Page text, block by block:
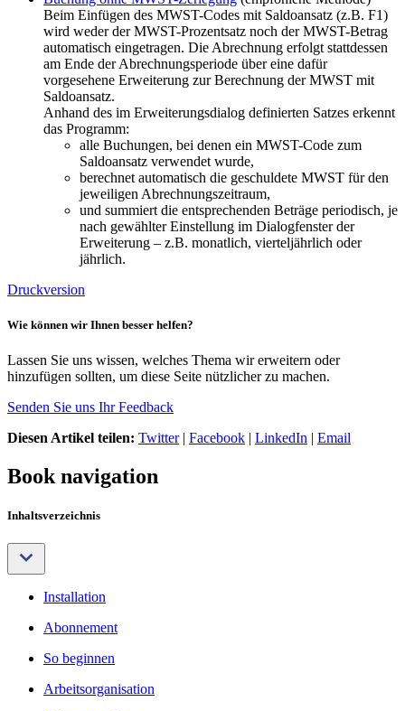
Beim Einfügen des MWST-Codes mit Saldoansatz (z.B. F1)
wird weder der MWST-Prozentsatz noch der MWST-Betrag
automatisch eingetragen. Die Abrechnung erfolgt stattdessen
am Ende der Abrechnungsperiode über eine dafür
vorgesehene Erweiterung zur Berechnung der MWST mit
Saldoansatz.
Anhand des im Erweiterungsdialog definierten Satzes erkennt
das Programm:
alle Buchungen, bei denen ein MWST-Code zum
Saldoansatz verwendet wurde,
berechnet automatisch die geschuldete MWST für den
jeweiligen Abrechnungszeitraum,
und summiert die entsprechenden Beträge periodisch, je
nach gewählter Einstellung im Dialogfenster der
Erweiterung – z.B. monatlich, vierteljährlich oder
jährlich.
Druckversion
Wie können wir Ihnen besser helfen?
Lassen Sie uns wissen, welches Thema wir erweitern oder
hinzufügen sollten, um diese Seite nützlicher zu machen.
Senden Sie uns Ihr Feedback
Diesen Artikel teilen: Twitter| Facebook | LinkedIn | Email
Book navigation
Inhaltsverzeichnis
Installation
Abonnement
So beginnen
Arbeitsorganisation